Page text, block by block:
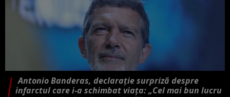
Antonio Banderas, declarație surpriză despre
infarctul care i-a schimbat viața: „Cel mai bun lucru